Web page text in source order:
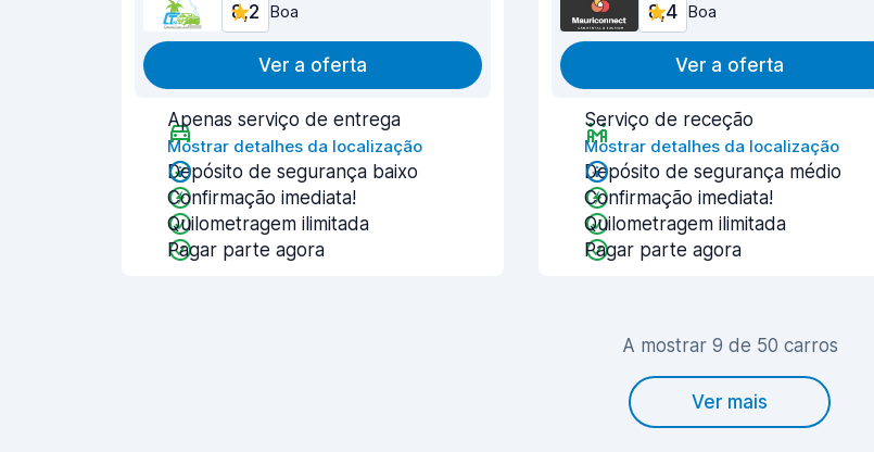
8,2 Boa
Ver a oferta
Apenas serviço de entrega
Mostrar detalhes da localização
Depósito de segurança baixo
Confirmação imediata!
Quilometragem ilimitada
Pagar parte agora
8,4 Boa
Ver a oferta
Serviço de receção
Mostrar detalhes da localização
Depósito de segurança médio
Confirmação imediata!
Quilometragem ilimitada
Pagar parte agora
A mostrar 9 de 50 carros
Ver mais